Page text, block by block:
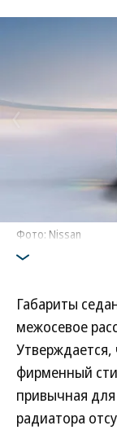
Фото: Nissan
Габариты
межосевое
Утверждается,
фирменный
привычная
радиатора